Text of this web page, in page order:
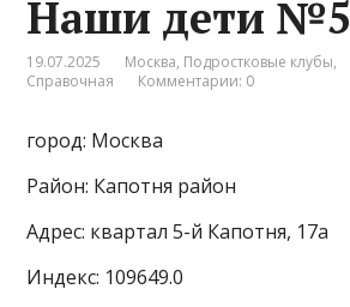
Наши дети №5
19.07.2025 Москва, Подростковые клубы,
Справочная
Комментарии: 0
город: Москва
Район: Капотня район
Адрес: квартал 5-й Капотня, 17а
Индекс: 109649.0